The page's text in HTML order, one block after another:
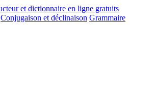
Conjugaison et déclinaison Grammaire